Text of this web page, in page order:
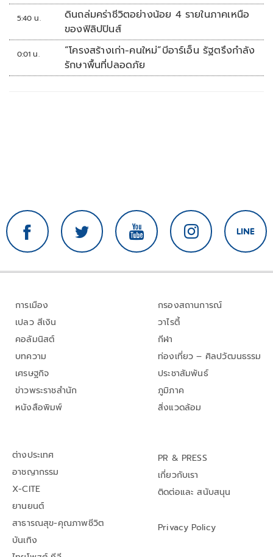
5:40 น.
ดินถล่มคร่าชีวิตอย่างน้อย 4 รายในภาคเหนือ
ของฟิลิปปินส์
0:01 น.
“โครงสร้างเก่า-คนใหม่”บีอาร์เอ็น รัฐตรึงกำลัง
รักษาพื้นที่ปลอดภัย
การเมือง
เปลว สีเงิน
คอลัมนิสต์
บทความ
เศรษฐกิจ
ข่าวพระราชสำนัก
หนังสือพิมพ์
กรองสถานการณ์
วาไรตี้
กีฬา
ท่องเที่ยว – ศิลปวัฒนธรรม
ประชาสัมพันธ์
ภูมิภาค
สิ่งแวดล้อม
ต่างประเทศ
อาชญากรรม
X-CITE
ยานยนต์
สาธารณสุข-คุณภาพชีวิต
บันเทิง
PR & PRESS
เกี่ยวกับเรา
ติดต่อและ สนับสนุน
Privacy Policy